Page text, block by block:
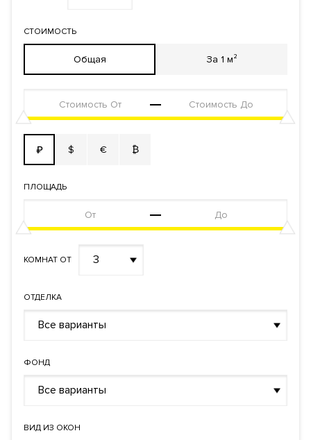
Реализация по
договору
СТОИМОСТЬ
Общая За 1 м²
₽ $ € ₿
ПЛОЩАДЬ
КОМНАТ ОТ 3
ОТДЕЛКА
Все варианты
ФОНД
Все варианты
ВИД ИЗ ОКОН